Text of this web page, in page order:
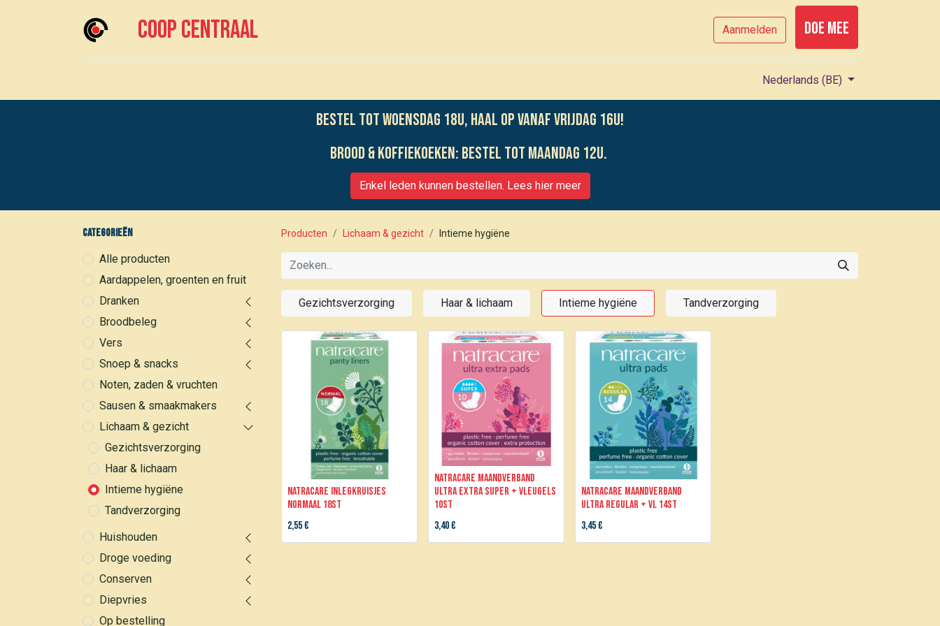
Coop centraal Aanmelden Doe mee
Nederlands (BE)
Bestel tot woensdag 18u, haal op vanaf vrijdag 16u!
Brood & koffiekoeken: bestel tot maandag 12u.
Enkel leden kunnen bestellen. Lees hier meer
Categorieën
Alle producten
Aardappelen, groenten en fruit
Dranken
Broodbeleg
Vers
Snoep & snacks
Noten, zaden & vruchten
Sausen & smaakmakers
Lichaam & gezicht
Gezichtsverzorging
Haar & lichaam
Intieme hygiëne
Tandverzorging
Huishouden
Droge voeding
Conserven
Diepvries
Op bestelling
Producten Lichaam & gezicht Intieme hygiëne
Gezichtsverzorging Haar & lichaam Intieme hygiëne Tandverzorging
Natracare Inlegkruisjes
normaal 18st
2,55€
Natracare Maandverband
ultra extra super + vleugels
10st
3,40€
Natracare Maandverband
ultra regular + vl 14st
3,45€